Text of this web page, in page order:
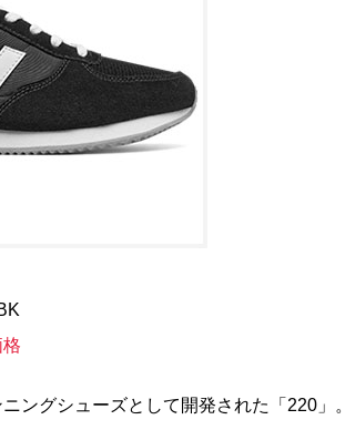
ングシューズとして開発された「220」。